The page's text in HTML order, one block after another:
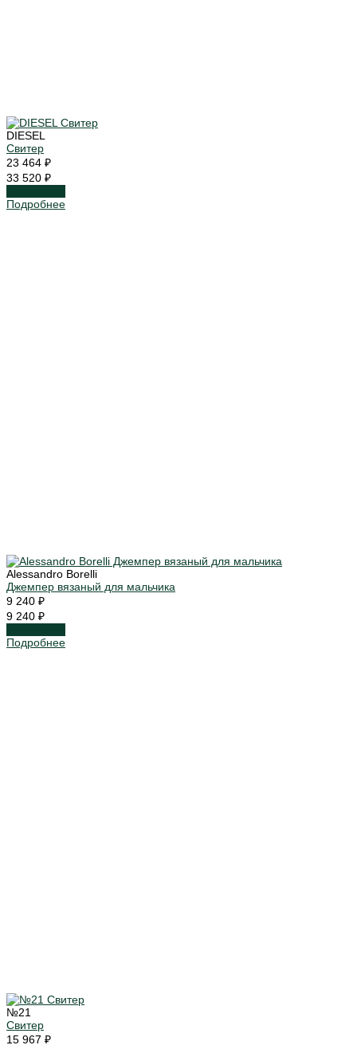
DIESEL
Свитер
23 464 ₽
33 520 ₽
Подробнее
Alessandro Borelli
Джемпер вязаный для мальчика
9 240 ₽
9 240 ₽
Подробнее
№21
Свитер
15 967 ₽